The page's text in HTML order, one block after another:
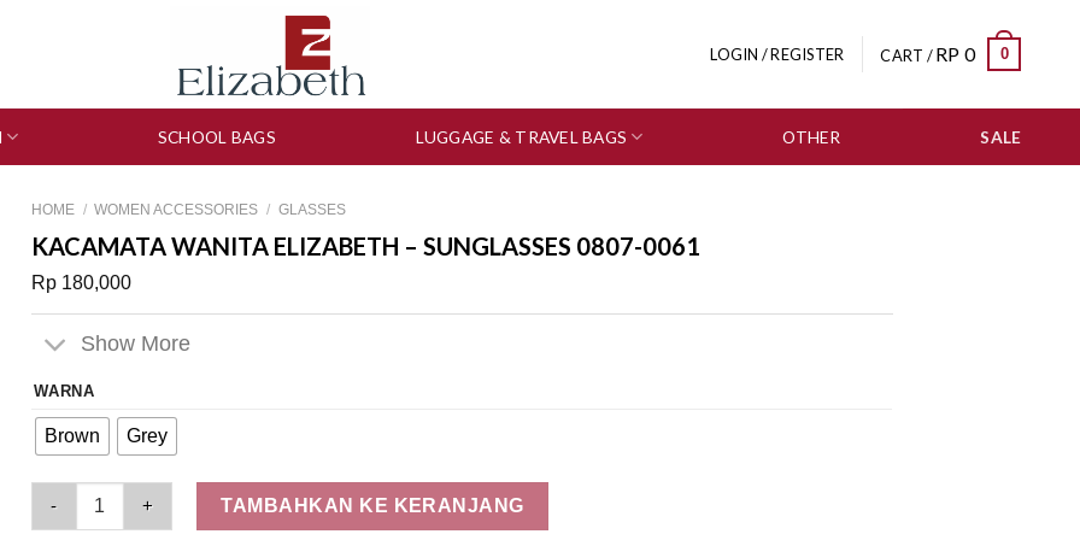
LOGIN / REGISTER CART /RP 0 0
SCHOOL BAGS LUGGAGE & TRAVEL BAGS OTHER SALE
HOME / WOMEN ACCESSORIES / GLASSES
KACAMATA WANITA ELIZABETH – SUNGLASSES 0807-0061
Rp 180,000
Show More
WARNA
Brown Grey
Kacamata Wanita Elizabeth – Sunglasses 0807-0061 quantity
TAMBAHKAN KE KERANJANG